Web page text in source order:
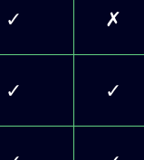
✓ ✗
✓ ✓